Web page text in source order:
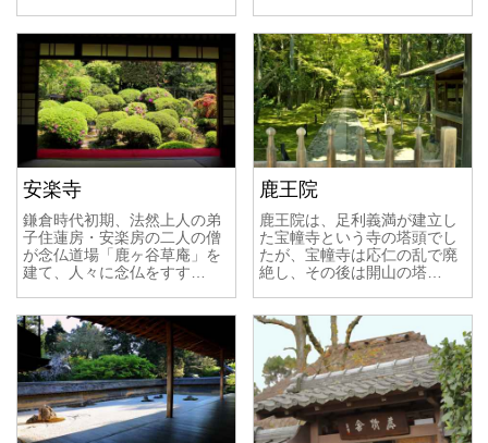
安楽寺
鎌倉時代初期、法然上人の弟
子住蓮房・安楽房の二人の僧
が念仏道場「鹿ヶ谷草庵」を
建て、人々に念仏をすす…
鹿王院
鹿王院は、足利義満が建立し
た宝幢寺という寺の塔頭でし
たが、宝幢寺は応仁の乱で廃
絶し、その後は開山の塔…